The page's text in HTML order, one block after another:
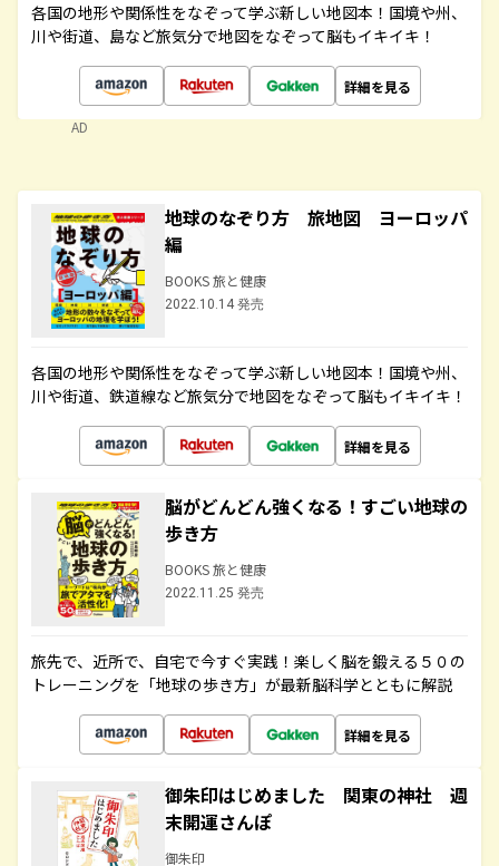
各国の地形や関係性をなぞって学ぶ新しい地図本！国境や州、
川や街道、島など旅気分で地図をなぞって脳もイキイキ！
詳細を見る
AD
地球のなぞり方 旅地図 ヨーロッパ
編
BOOKS 旅と健康
2022.10.14 発売
各国の地形や関係性をなぞって学ぶ新しい地図本！国境や州、
川や街道、鉄道線など旅気分で地図をなぞって脳もイキイキ！
詳細を見る
脳がどんどん強くなる！すごい地球の
歩き方
BOOKS 旅と健康
2022.11.25 発売
旅先で、近所で、自宅で今すぐ実践！楽しく脳を鍛える５０の
トレーニングを「地球の歩き方」が最新脳科学とともに解説
詳細を見る
御朱印はじめました 関東の神社 週
末開運さんぽ
御朱印